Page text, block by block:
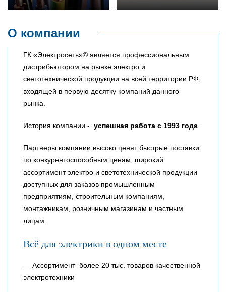
О компании
ГК «Электросеть»© является профессиональным
дистрибьютором на рынке электро и
светотехнической продукции на всей территории РФ,
входящей в первую десятку компаний данного
рынка.
История компании - успешная работа с 1993 года.
Партнеры компании высоко ценят быстрые поставки
по конкурентоспособным ценам, широкий
ассортимент электро и светотехнической продукции
доступных для заказов промышленным
предприятиям, строительным компаниям,
монтажникам, розничным магазинам и частным
лицам.
Всё для электрики в одном месте
— Ассортимент более 20 тыс. товаров качественной
электротехники